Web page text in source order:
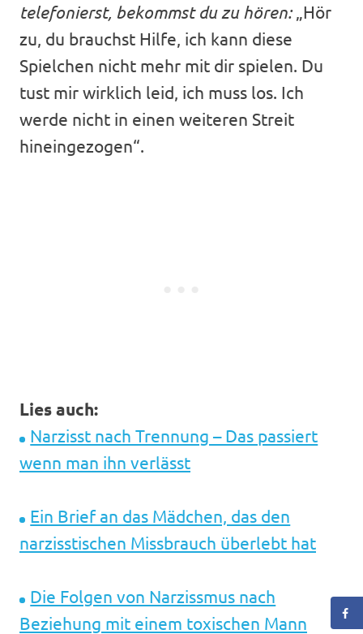
telefonierst, bekommst du zu hören:„Hör
zu, du brauchst Hilfe, ich kann diese
Spielchen nicht mehr mit dir spielen. Du
tust mir wirklich leid, ich muss los. Ich
werde nicht in einen weiteren Streit
hineingezogen“.
Lies auch:
Narzisst nach Trennung – Das passiert
wenn man ihn verlässt
Ein Brief an das Mädchen, das den
narzisstischen Missbrauch überlebt hat
Die Folgen von Narzissmus nach
Beziehung mit einem toxischen Mann